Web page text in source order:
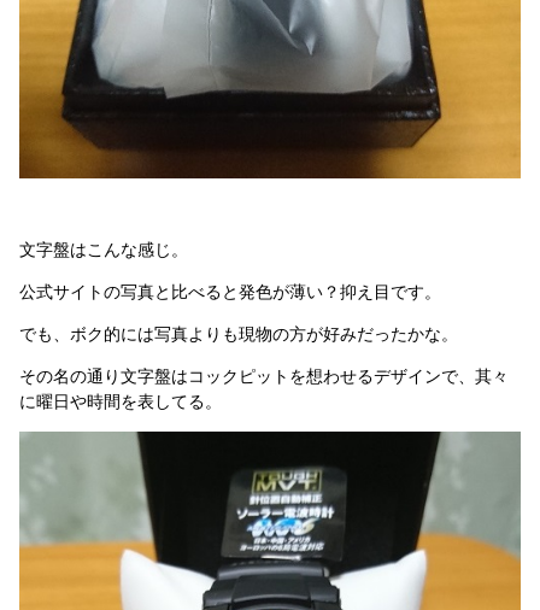
文字盤はこんな感じ。
公式サイトの写真と比べると発色が薄い？抑え目です。
でも、ボク的には写真よりも現物の方が好みだったかな。
その名の通り文字盤はコックピットを想わせるデザインで、其々
に曜日や時間を表してる。